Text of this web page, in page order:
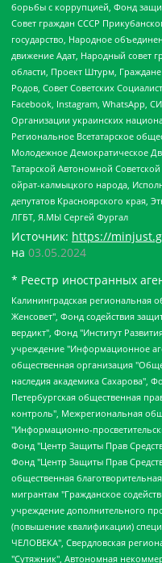
борьбы с коррупцией, Фонд
Совет граждан СССР
государство, Народное
движение Адат, Народный совет
области, Проект Штурм,
Родов, Совет Советских
Facebook, Instagram, WhatsApp,
Организации украинских
Региональное Всетатарское
Молодежное Демократическое
Татарской Автономной
ойрат-калмыцкого народа,
депутатов Красноярского края,
ЛГБТ, Я.МЫ Сергей Фургал
Источник: https://
на 03.05.2024
* Реестр иностранных
Калининградская региональная общественная организация "Экозащита!-Женсовет", Фонд содействия защите прав и свобод граждан "Общественный вердикт", Фонд "Институт Развития Свободы Информации", Частное учреждение "Информационное агентство МЕМО. РУ", Региональная общественная организация "Общественная комиссия по сохранению наследия академика Сахарова", Фонд поддержки свободы прессы, Санкт-Петербургская общественная правозащитная организация "Гражданский контроль", Межрегиональная общественная организация "Информационно-просветительский центр "Мемориал", Региональный Фонд "Центр Защиты Прав Средств Массовой Информации", с 05.12.2023 Фонд "Центр Защиты Прав Средств массовой информации", Региональная общественная благотворительная организация помощи беженцам и мигрантам "Гражданское содействие", Негосударственное образовательное учреждение дополнительного профессионального образования (повышение квалификации) специалистов "АКАДЕМИЯ ПО ПРАВАМ ЧЕЛОВЕКА", Свердловская региональная общественная организация "Сутяжник", Автономная некоммерческая организация "Центр независимых социологических исследований", Союз общественных объединений "Российский исследовательский центр по правам человека", Региональное общественное учреждение научно-информационный центр "МЕМОРИАЛ", Некоммерческая организация "Фонд защиты гласности", Автономная некоммерческая организация "Институт прав человека", Городская общественная организация "Екатеринбургское общество "МЕМОРИАЛ", Городская общественная организация "Рязанское историко-просветительское и правозащитное общество "Мемориал" (Рязанский Мемориал), Челябинский региональный орган общественной самодеятельности – женское общественное объединение "Женщины Евразии", Челябинский региональный орган общественной самодеятельности "Уральская правозащитная группа", Фонд содействия защите здоровья и социальной справедливости имени Андрея Рылькова, Автономная Некоммерческая Организация "Аналитический Центр Юрия Левады", Автономная некоммерческая организация социальной поддержки населения "Проект Апрель", Региональная общественная организация помощи женщинам и детям, находящимся в кризисной ситуации "Информационно-методический центр "Анна", Фонд содействия развитию массовых коммуникаций и правовому просвещению "Так-так-Так", Фонд содействия устойчивому развитию "Серебряная тайга", Свердловский региональный общественный фонд социальных проектов "Новое время", "Idel.Реалии", Кавказ.Реалии, Крым.Реалии, Телеканал Настоящее Время, Татаро-башкирская служба Радио Свобода (Azatliq Radiosi), Радио Свободная Европа/Радио Свобода (PCE/PC), "Сибирь.Реалии", "Фактограф", Благотворительный фонд помощи осужденным и их семьям, Автономная некоммерческая организация "Институт глобализации и социальных движений", Фонд "В защиту прав заключенных", Частное учреждение "Центр поддержки и содействия развитию средств массовой информации", Пензенский региональный общественный благотворительный фонд "Гражданский союз", "Север.Реалии", Некоммерческая организация Фонд "Правовая инициатива", Общество с ограниченной ответственностью "Радио Свободная Европа/Радио Свобода", Чешское информационное агентство "MEDIUM-ORIENT", Красноярская региональная общественная организация "Мы против СПИДа", Камалягин Денис Николаевич, Маркелов Сергей Евгеньевич, Пономарев Лев Александрович, Савицкая Людмила Алексеевна, Автономная некоммерческая организация "Центр по работе с проблемой насилия "НАСИЛИЮ.НЕТ", Межрегиональный профессиональный союз работников здравоохранения "Альянс врачей", Юридическое лицо, зарегистрированное в Латвийской Республике, SIA "Medusa Project" (регистрационный номер 40103797863, дата регистрации 10.06.2014), Некоммерческая организация "Фонд по борьбе с коррупцией", Автономная некоммерческая организация "Институт права и публичной политики", Баданин Роман Сергеевич, Гликин Максим Александрович, Железнова Мария Михайловна, Лукьянова Юлия Сергеевна, Маетная Елизавета Витальевна, Маняхин Петр Борисович, Чуракова Ольга Владимировна, Ярош Юлия Петровна, Юридическое лицо "The Insider SIA", зарегистрированное в Риге, Латвийская Республика (дата регистрации 26.06.2015), являющееся администратором доменного имени интернет-издания "The Insider SIA", https://theins.ru, Постернак Алексей Евгеньевич, Рубин Михаил Аркадьевич, Анин Роман Александрович, Юридическое лицо Istories fonds, зарегистрированное в Латвийской Республике (регистрационный номер 50008295751, дата регистрации 24.02.2020), Великовский Дмитрий Александрович, Долинина Ирина